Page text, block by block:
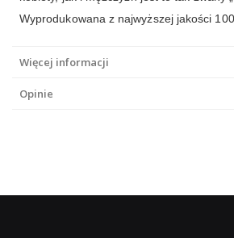
Wyprodukowana z najwyższej jakości
Więcej informacji
Opinie